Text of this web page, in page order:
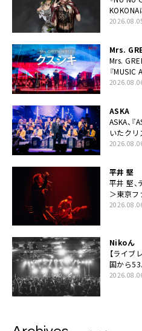
KOKONA
ー
Mrs.
Mrs.
『MUSIC
シキ」ラ
ASKA
ASKA、
いたクリ
平井 堅
平井 堅
＞東京フ
ックレッ
Nikoん
【ライブ
国から53
てきた中